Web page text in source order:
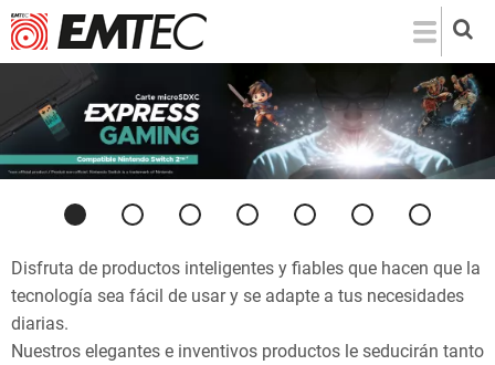
Pasar
al
contenido
principal
Anterior
Siguiente
Disfruta de productos inteligentes y fiables que hacen que la
tecnología sea fácil de usar y se adapte a tus necesidades
diarias.
Nuestros elegantes e inventivos productos le seducirán tanto